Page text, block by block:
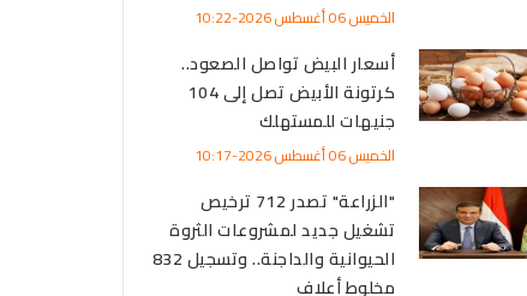
الخميس 06 أغسطس 2026-10:22
أسعار البيض تواصل الصعود..
كرتونة الأبيض تصل إلى 104
جنيهات للمستهلك
الخميس 06 أغسطس 2026-10:17
"الزراعة" تصدر 712 ترخيص
تشغيل جديد لمشروعات الثروة
الحيوانية والداجنة.. وتسجيل 832
مخلوط أعلاف